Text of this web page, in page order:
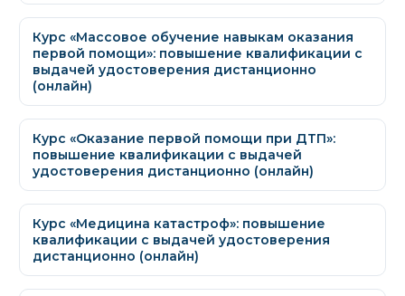
Курс «Массовое обучение навыкам оказания
первой помощи»: повышение квалификации с
выдачей удостоверения дистанционно
(онлайн)
Курс «Оказание первой помощи при ДТП»:
повышение квалификации с выдачей
удостоверения дистанционно (онлайн)
Курс «Медицина катастроф»: повышение
квалификации с выдачей удостоверения
дистанционно (онлайн)